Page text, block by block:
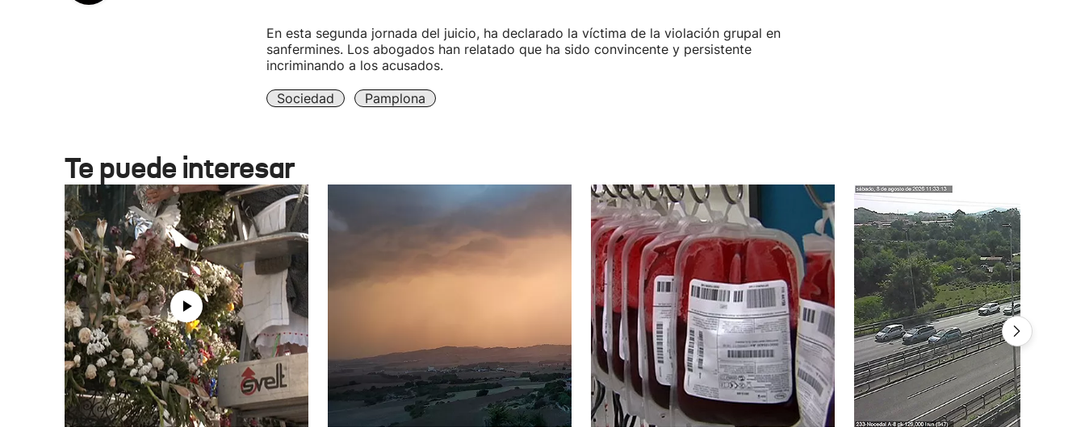
En esta segunda jornada del juicio, ha declarado la víctima de la violación grupal en
sanfermines. Los abogados han relatado que ha sido convincente y persistente
incriminando a los acusados.
Sociedad Pamplona
Te puede interesar